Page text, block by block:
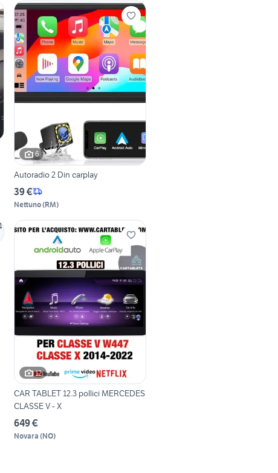
6
Autoradio 2 Din carplay
39 €
Nettuno(RM)
12
CAR TABLET 12.3 pollici MERCEDES
CLASSE V - X
649 €
Novara (NO)